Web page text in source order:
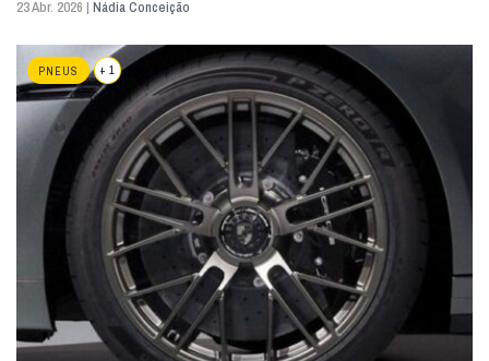
23 Abr. 2026 | Nádia Conceição
PNEUS + 1